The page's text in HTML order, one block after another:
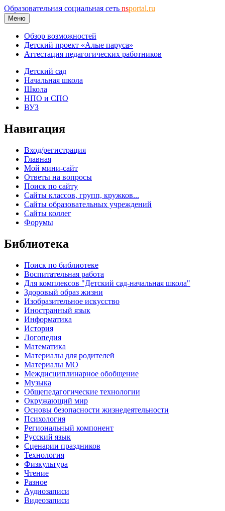
Образовательная социальная сеть nsportal.ru
Меню
Обзор возможностей
Детский проект «Алые паруса»
Аттестация педагогических работников
Детский сад
Начальная школа
Школа
НПО и СПО
ВУЗ
Навигация
Вход/регистрация
Главная
Мой мини-сайт
Ответы на вопросы
Поиск по сайту
Сайты классов, групп, кружков...
Сайты образовательных учреждений
Сайты коллег
Форумы
Библиотека
Поиск по библиотеке
Воспитательная работа
Для комплексов "Детский сад-начальная школа"
Здоровый образ жизни
Изобразительное искусство
Иностранный язык
Информатика
История
Логопедия
Математика
Материалы для родителей
Материалы МО
Междисциплинарное обобщение
Музыка
Общепедагогические технологии
Окружающий мир
Основы безопасности жизнедеятельности
Психология
Региональный компонент
Русский язык
Сценарии праздников
Технология
Физкультура
Чтение
Разное
Аудиозаписи
Видеозаписи